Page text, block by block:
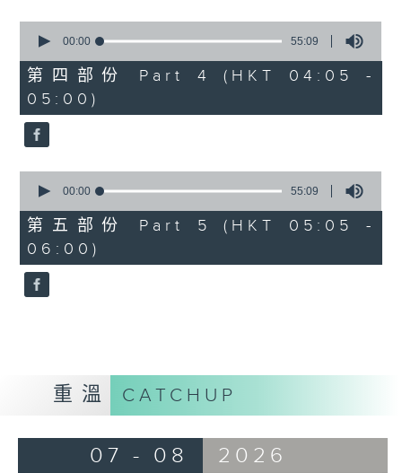
seconds
55
minutes,
9
seconds
00:00 55:09
第四部份 Part 4 (HKT 04:05 -
05:00)
seconds
55
minutes,
9
seconds
00:00 55:09
第五部份 Part 5 (HKT 05:05 -
06:00)
重溫 CATCHUP
07 - 08 2026